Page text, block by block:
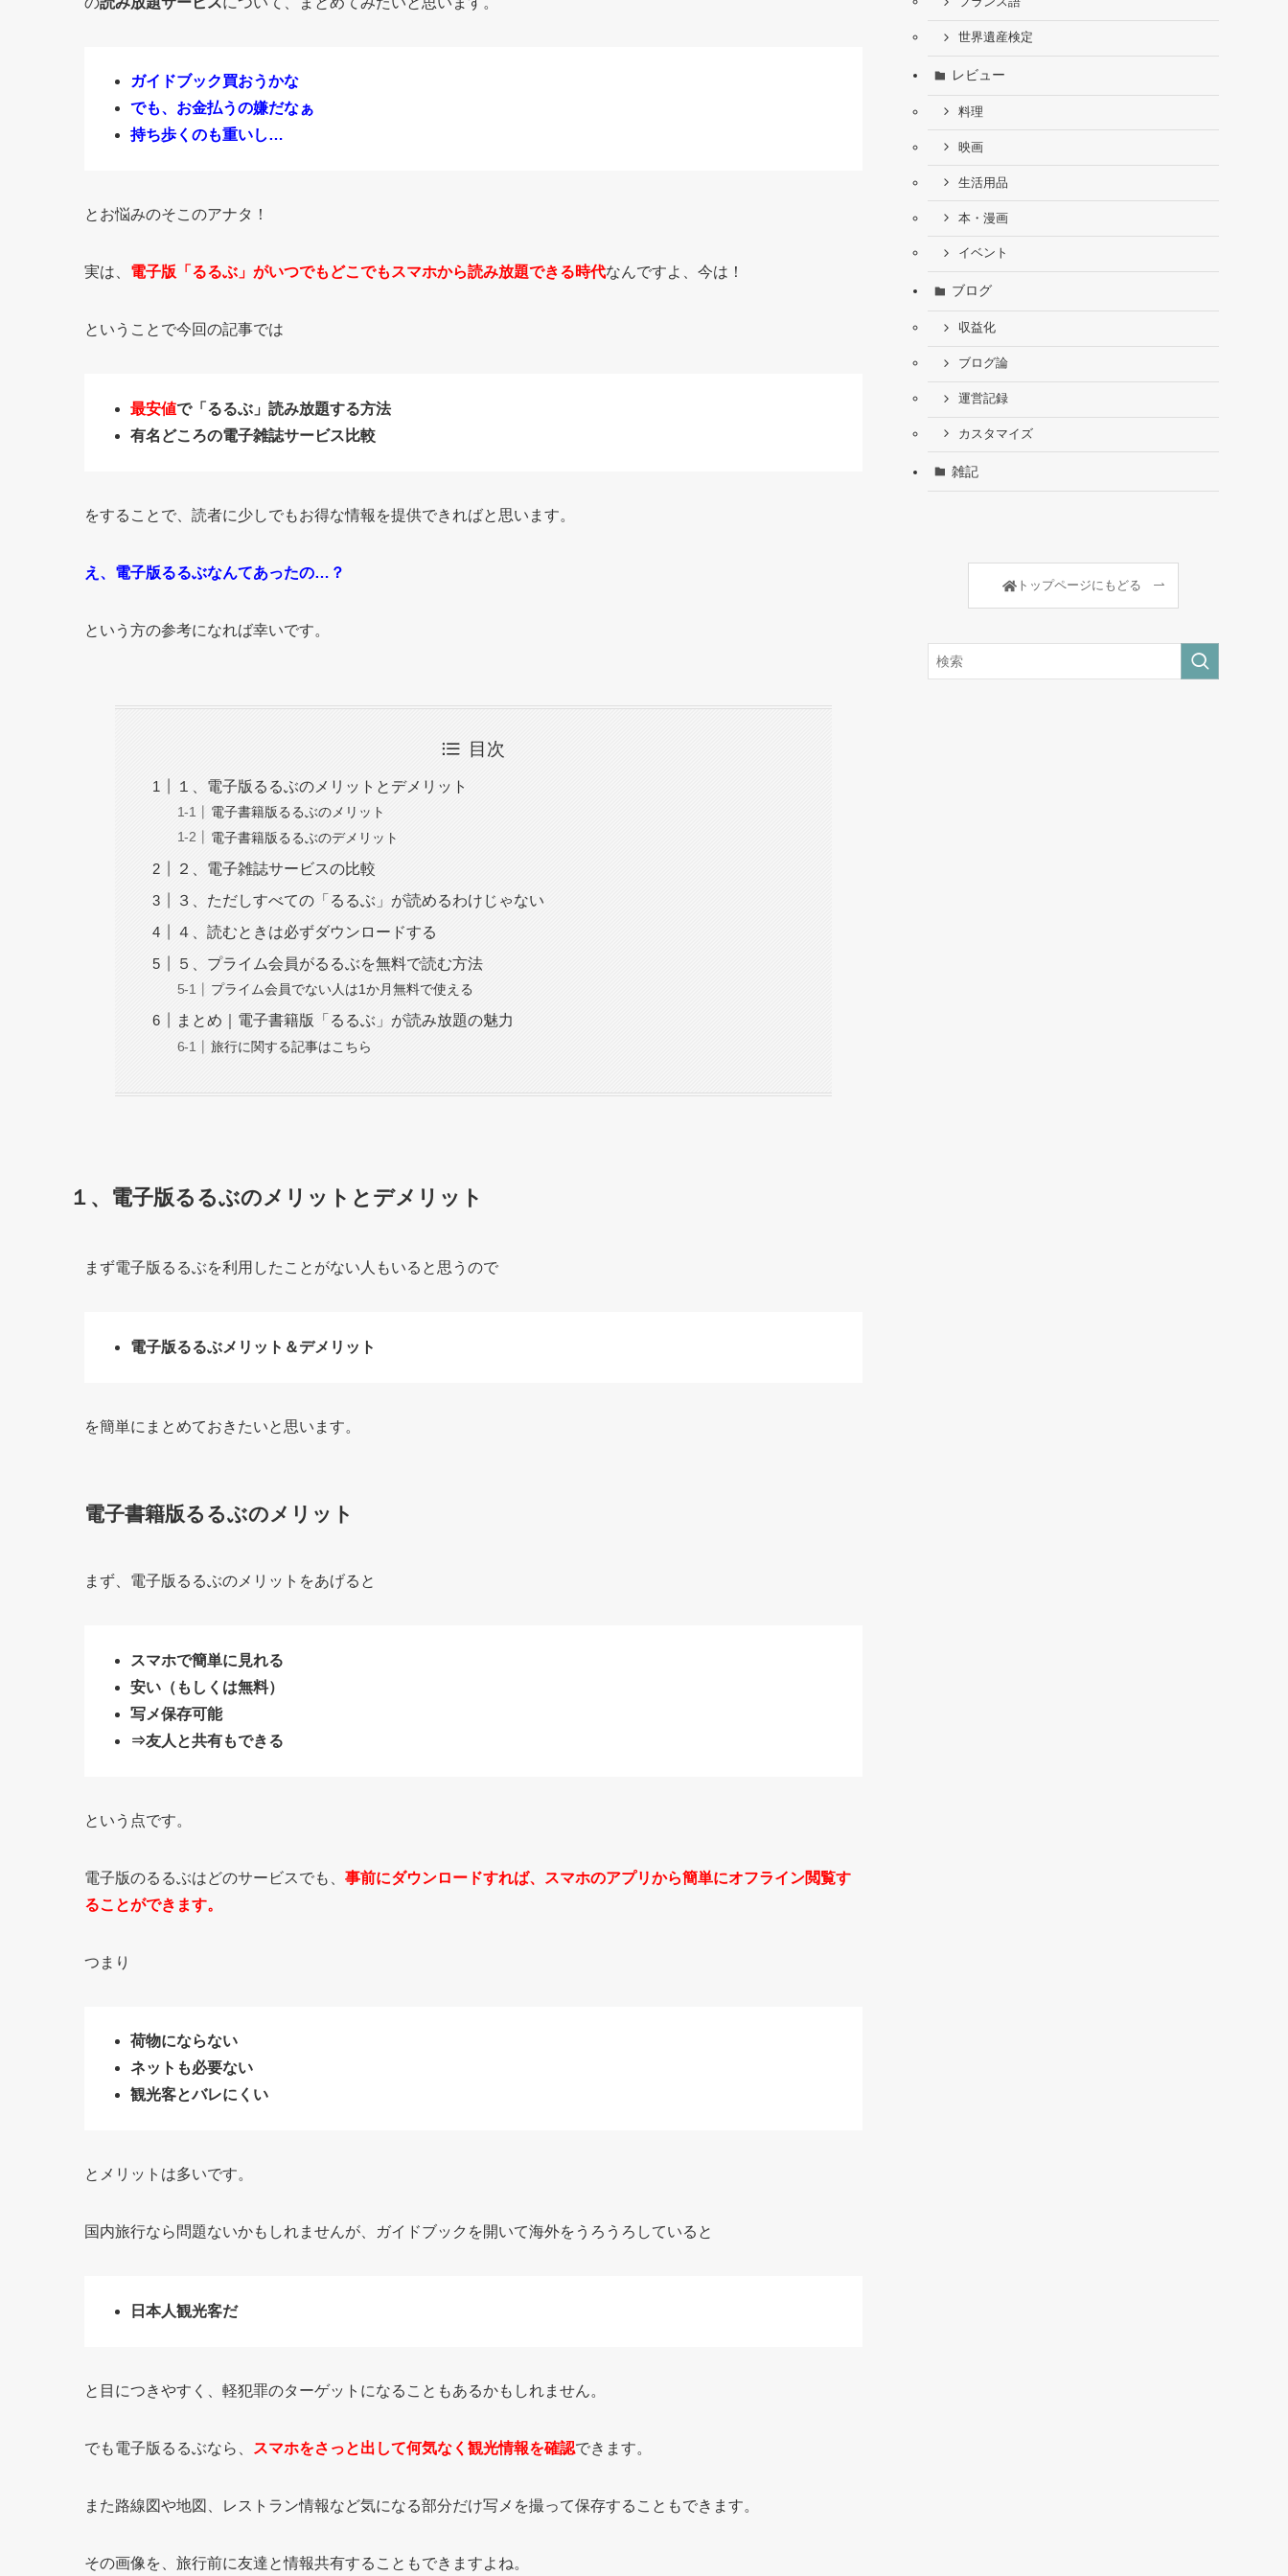
ガイドブック買おうかな
でも、お金払うの嫌だなぁ
持ち歩くのも重いし…
とお悩みのそこのアナタ！
実は、 電子版「るるぶ」がいつでもどこでもスマホから読み放題できる時代なんですよ、今は！
ということで今回の記事では
最安値で「るるぶ」読み放題する方法
有名どころの電子雑誌サービス比較
をすることで、読者に少しでもお得な情報を提供できればと思います。
え、電子版るるぶなんてあったの…？
という方の参考になれば幸いです。
目次
１、電子版るるぶのメリットとデメリット
電子書籍版るるぶのメリット
電子書籍版るるぶのデメリット
２、電子雑誌サービスの比較
３、ただしすべての「るるぶ」が読めるわけじゃない
４、読むときは必ずダウンロードする
５、プライム会員がるるぶを無料で読む方法
プライム会員でない人は1か月無料で使える
まとめ｜電子書籍版「るるぶ」が読み放題の魅力
旅行に関する記事はこちら
１、電子版るるぶのメリットとデメリット
まず電子版るるぶを利用したことがない人もいると思うので
電子版るるぶメリット＆デメリット
を簡単にまとめておきたいと思います。
電子書籍版るるぶのメリット
まず、電子版るるぶのメリットをあげると
スマホで簡単に見れる
安い（もしくは無料）
写メ保存可能
⇒友人と共有もできる
という点です。
電子版のるるぶはどのサービスでも、 事前にダウンロードすれば、スマホのアプリから簡単にオフライン閲覧す
ることができます。
つまり
荷物にならない
ネットも必要ない
観光客とバレにくい
とメリットは多いです。
国内旅行なら問題ないかもしれませんが、ガイドブックを開いて海外をうろうろしていると
日本人観光客だ
と目につきやすく、軽犯罪のターゲットになることもあるかもしれません。
でも電子版るるぶなら、 スマホをさっと出して何気なく観光情報を確認できます。
また路線図や地図、レストラン情報など気になる部分だけ写メを撮って保存することもできます。
その画像を、旅行前に友達と情報共有することもできますよね。
世界遺産検定
レビュー
料理
映画
生活用品
本・漫画
イベント
ブログ
収益化
ブログ論
運営記録
カスタマイズ
雑記
トップページにもどる